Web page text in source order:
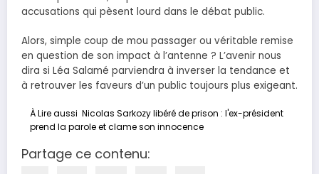
accusations qui pèsent lourd dans le débat public.
Alors, simple coup de mou passager ou véritable remise
en question de son impact à l’antenne ? L’avenir nous
dira si Léa Salamé parviendra à inverser la tendance et
à retrouver les faveurs d’un public toujours plus exigeant.
À Lire aussi Nicolas Sarkozy libéré de prison : l'ex-président
prend la parole et clame son innocence
Partage ce contenu: